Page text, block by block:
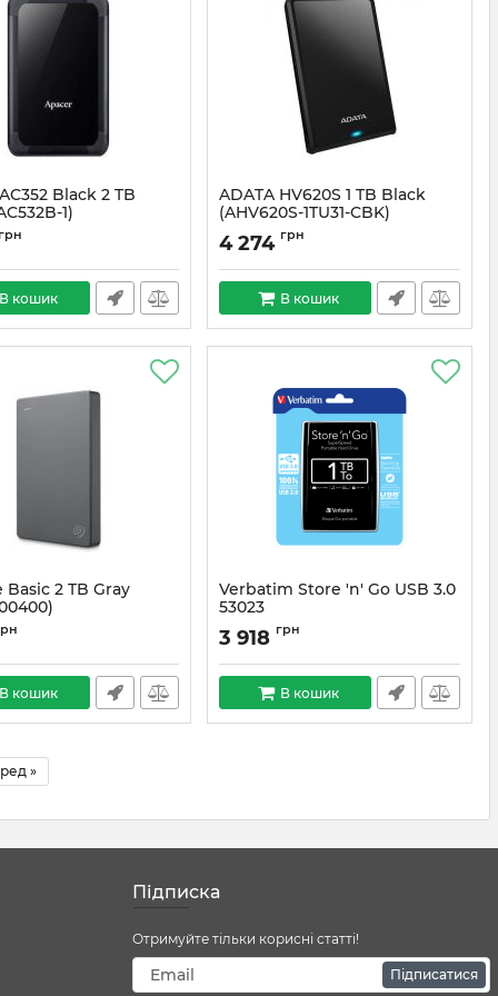
Black 2 TB
1)
#1142
грн
В кошик
ADATA HV620S 1 TB Black
(AHV620S-1TU31-CBK)
Артикул: #1028
4 274 грн
В кошик
Basic 2 TB Gray
В кошик
Verbatim Store 'n' Go USB 3.0
53023
Артикул: #6284
3 918 грн
В кошик
»
Підписка
Отримуйте тільки корисні статті!
Підписатися